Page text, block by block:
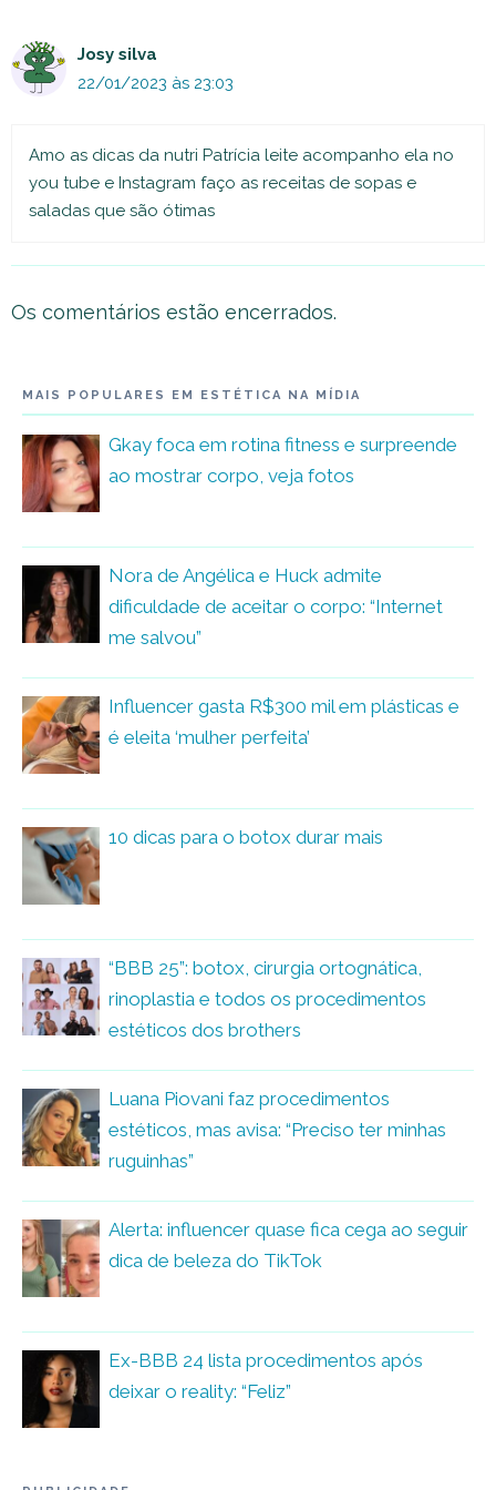
Josy silva
22/01/2023 às 23:03
Amo as dicas da nutri Patrícia leite acompanho ela no
you tube e Instagram faço as receitas de sopas e
saladas que são ótimas
Os comentários estão encerrados.
MAIS POPULARES EM ESTÉTICA NA MÍDIA
Gkay foca em rotina fitness e surpreende
ao mostrar corpo, veja fotos
Nora de Angélica e Huck admite
dificuldade de aceitar o corpo: “Internet
me salvou”
Influencer gasta R$300 mil em plásticas e
é eleita ‘mulher perfeita’
10 dicas para o botox durar mais
“BBB 25”: botox, cirurgia ortognática,
rinoplastia e todos os procedimentos
estéticos dos brothers
Luana Piovani faz procedimentos
estéticos, mas avisa: “Preciso ter minhas
ruguinhas”
Alerta: influencer quase fica cega ao seguir
dica de beleza do TikTok
Ex-BBB 24 lista procedimentos após
deixar o reality: “Feliz”